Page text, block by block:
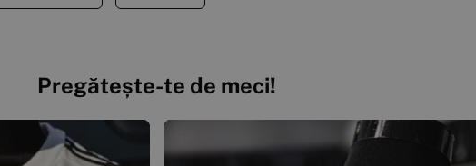
Pregătește-te de meci!